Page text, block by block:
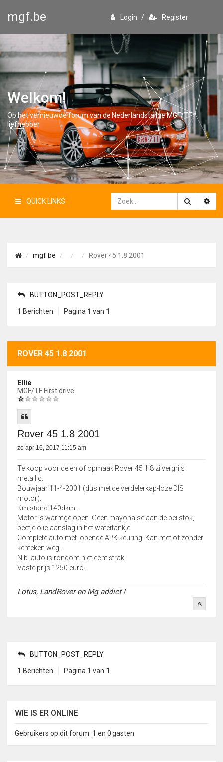
mgf.be Login / Register
Welkom!
Op het vernieuwde forum van de Nederlandstalige MGF/TF
liefhebber
QUICK LINKS
mgf.be Rover 45 1.8 2001
BUTTON_POST_REPLY
1 Berichten Pagina 1 van 1
ROVER 45 1.8 2001
Ellie
MGF/TF First drive
Rover 45 1.8 2001
zo apr 16, 2017 11:15 am
Te koop voor delen of opmaak Rover 45 1.8 zilvergrijs
metallic.
Bouwjaar 11-4-2001 (dus met de verdelerkap-loze DIS
motor).
Km stand 140dkm.
Motor is warmgelopen. Geen mayonaise aan de peilstok,
beetje olie-aanslag in het watertankje.
Complete auto met lopende APK keuring. Kan met of zonder
kenteken weg.
N.b. auto is rondom niet echt strak.
Vaste prijs 1250 euro.
Lotus, LandRover en Mg addict !
BUTTON_POST_REPLY
1 Berichten Pagina 1 van 1
WIE IS ER ONLINE
Gebruikers op dit forum: 1 en 0 gasten